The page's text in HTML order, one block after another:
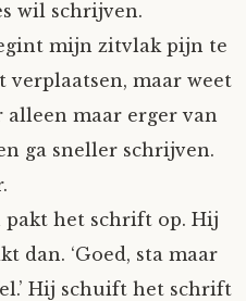
wil schrijven.
mijn zitvlak pijn te
maar weet
maar erger van
ga sneller schrijven.
het schrift op. Hij
dan. ‘Goed, sta maar
Hij schuift het schrift